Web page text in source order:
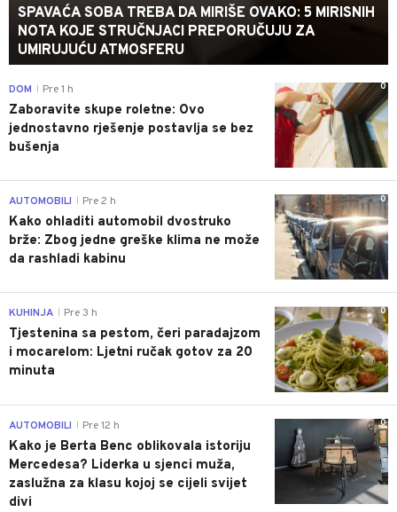
SPAVAĆA SOBA TREBA DA MIRIŠE OVAKO: 5 MIRISNIH
NOTA KOJE STRUČNJACI PREPORUČUJU ZA
UMIRUJUĆU ATMOSFERU
0
DOM Pre 1 h
Zaboravite skupe roletne: Ovo
jednostavno rješenje postavlja se bez
bušenja
0
AUTOMOBILI Pre 2 h
Kako ohladiti automobil dvostruko
brže: Zbog jedne greške klima ne može
da rashladi kabinu
0
KUHINJA Pre 3 h
Tjestenina sa pestom, čeri paradajzom
i mocarelom: Ljetni ručak gotov za 20
minuta
0
AUTOMOBILI Pre 12 h
Kako je Berta Benc oblikovala istoriju
Mercedesa? Liderka u sjenci muža,
zaslužna za klasu kojoj se cijeli svijet
divi